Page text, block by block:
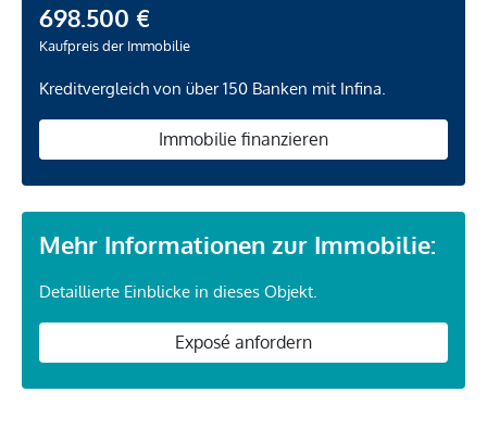
698.500 €
Kaufpreis der Immobilie
Kreditvergleich von über 150 Banken mit Infina.
Immobilie finanzieren
Mehr Informationen zur Immobilie:
Detaillierte Einblicke in dieses Objekt.
Exposé anfordern